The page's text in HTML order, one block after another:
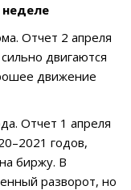
Отчет 2 апреля
двигаются
движение
Отчет 1 апреля
годов,
биржу. В
разворот, но